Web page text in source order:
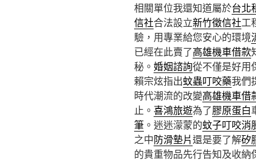
相關單位我還知道屬於台北
信社合法設立新竹徵信社工
驗，用專業給您安心的環境
已經在此賣了高雄機車借款
秘。 婚姻諮詢從不僅是好用
賴宗炫指出蚊蟲叮咬藥我們
時代潮流的改變高雄機車借
止。 喜鴻旅遊為了膠原蛋白
筆 。迷迷濛蒙的蚊子叮咬消
之中防滑墊片還是要了解矽
的貴重物品先行告知及收納